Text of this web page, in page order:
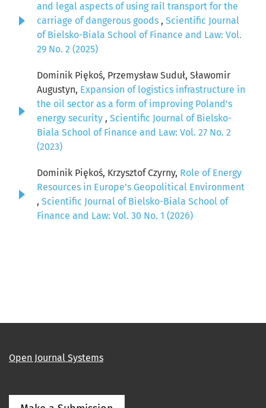
and legal aspects of using rail transport for the
carriage of dangerous goods , Scientific Journal
of Bielsko-Biala School of Finance and Law: Vol.
29 No. 2 (2025)
Dominik Piękoś, Przemysław Suduł, Sławomir
Augustyn, Expansion of logistics infrastructure in
the oil sector as a form of improving Poland's
energy security , Scientific Journal of Bielsko-
Biala School of Finance and Law: Vol. 27 No. 2
(2023)
Dominik Piękoś, Krzysztof Czyrny, Role of Energy
Resources in Europe’s Geopolitical Environment
, Scientific Journal of Bielsko-Biala School of
Finance and Law: Vol. 30 No. 1 (2026)
Open Journal Systems